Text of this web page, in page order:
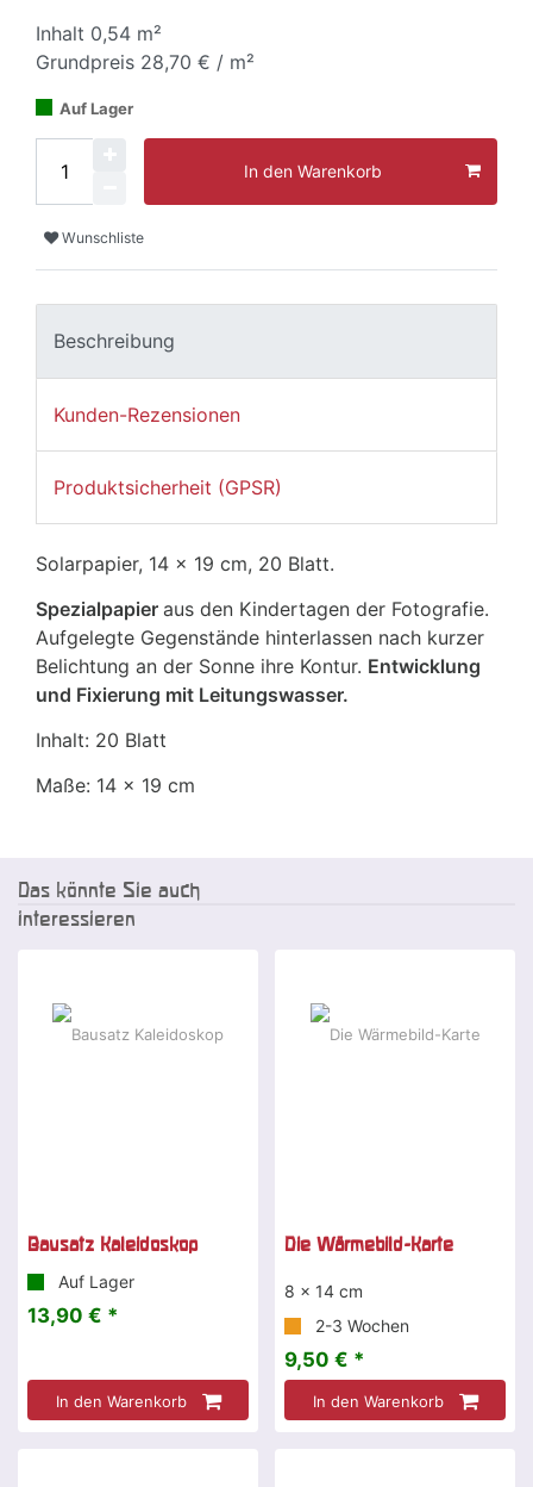
Inhalt 0,54 m²
Grundpreis 28,70 € / m²
Auf Lager
In den Warenkorb
Wunschliste
Beschreibung
Kunden-Rezensionen
Produktsicherheit (GPSR)
Solarpapier, 14 x 19 cm, 20 Blatt.
Spezialpapier aus den Kindertagen der Fotografie.
Aufgelegte Gegenstände hinterlassen nach kurzer
Belichtung an der Sonne ihre Kontur. Entwicklung
und Fixierung mit Leitungswasser.
Inhalt: 20 Blatt
Maße: 14 x 19 cm
Das könnte Sie auch
interessieren
Bausatz Kaleidoskop
Auf Lager
13,90 € *
In den Warenkorb
Die Wärmebild-Karte
8 x 14 cm
2-3 Wochen
9,50 € *
In den Warenkorb